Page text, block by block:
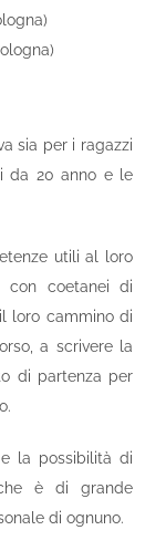
sia per i ragazzi
da 20 anno e le
utili al loro
con coetanei di
loro cammino di
a scrivere la
di partenza per
la possibilità di
è di grande
di ognuno.